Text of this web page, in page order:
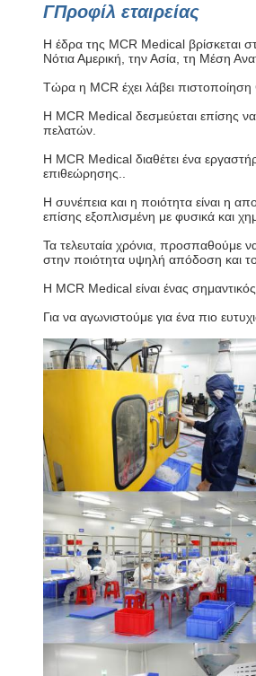
ΓΠροφίλ εταιρείας
Η έδρα της MCR Medical βρίσκεται
Νότια Αμερική, την Ασία, τη Μέση
Τώρα η MCR έχει λάβει πιστοποίηση
Η MCR Medical δεσμεύεται επίσης να
πελατών.
Η MCR Medical διαθέτει ένα
επιθεώρησης..
Η συνέπεια και η ποιότητα είναι η
επίσης εξοπλισμένη με φυσικά και
Τα τελευταία χρόνια, προσπαθούμε
στην ποιότητα υψηλή απόδοση και
Η MCR Medical είναι ένας
Για να αγωνιστούμε για ένα πιο